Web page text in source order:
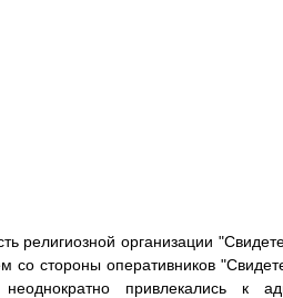
религиозной организации
стороны оперативников
привлекались к